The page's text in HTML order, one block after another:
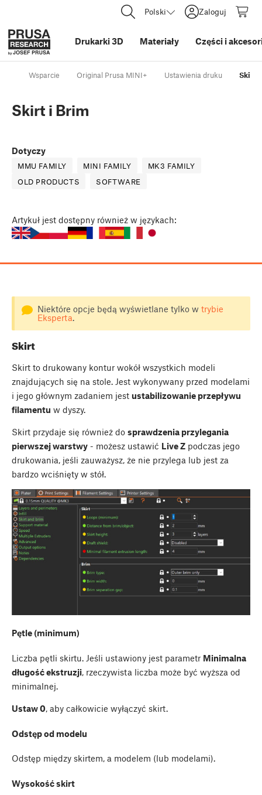
Polski Zaloguj
Drukarki 3D Materiały Części i
Wsparcie Original Prusa MINI+ Ustawienia druku Skirt i
Skirt i Brim
Dotyczy
MMU FAMILY MINI FAMILY
MK3 FAMILY
OLD PRODUCTS
SOFTWARE
Artykuł jest dostępny również w językach:
Niektóre opcje będą wyświetlane tylko w trybie
Eksperta.
Skirt
Skirt to drukowany kontur wokół wszystkich modeli
znajdujących się na stole. Jest wykonywany przed modelami
i jego głównym zadaniem jest ustabilizowanie przepływu
filamentu w dyszy.
Skirt przydaje się również do sprawdzenia przylegania
pierwszej warstwy - możesz ustawić Live Z podczas jego
drukowania, jeśli zauważysz, że nie przylega lub jest za
bardzo wciśnięty w stół.
Pętle (minimum)
Liczba pętli skirtu. Jeśli ustawiony jest parametr Minimalna
długość ekstruzji, rzeczywista liczba może być wyższa od
minimalnej.
Ustaw 0, aby całkowicie wyłączyć skirt.
Odstęp od modelu
Odstęp między skirtem, a modelem (lub modelami).
Wysokość skirt